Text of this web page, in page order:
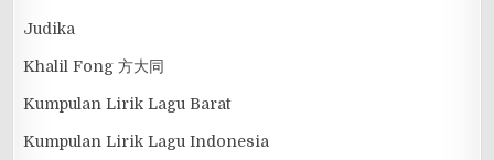
Judika
Khalil Fong 方大同
Kumpulan Lirik Lagu Barat
Kumpulan Lirik Lagu Indonesia